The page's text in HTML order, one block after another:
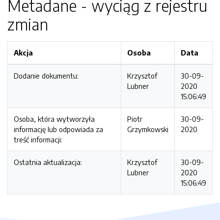
Metadane - wyciąg z rejestru
zmian
Akcja Osoba Data
Dodanie dokumentu:
Krzysztof
Lubner
30-09-
2020
15:06:49
Osoba, która wytworzyła
informację lub odpowiada za
treść informacji:
Piotr
Grzymkowski
30-09-
2020
Ostatnia aktualizacja:
Krzysztof
Lubner
30-09-
2020
15:06:49